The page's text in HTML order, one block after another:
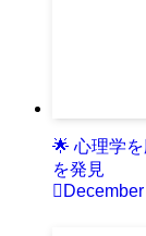
🌟 心理学
を発見